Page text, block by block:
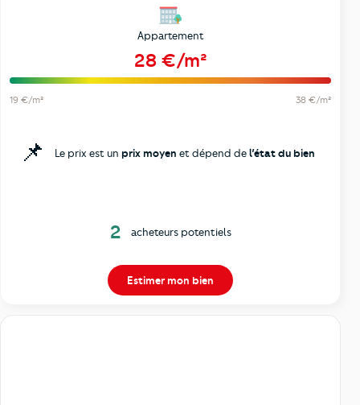
Appartement
28 €/m²
19 €/m² 38 €/m²
📌 Le prix est un prix moyen et dépend del’état du bien
2 acheteurs potentiels
Estimer mon bien